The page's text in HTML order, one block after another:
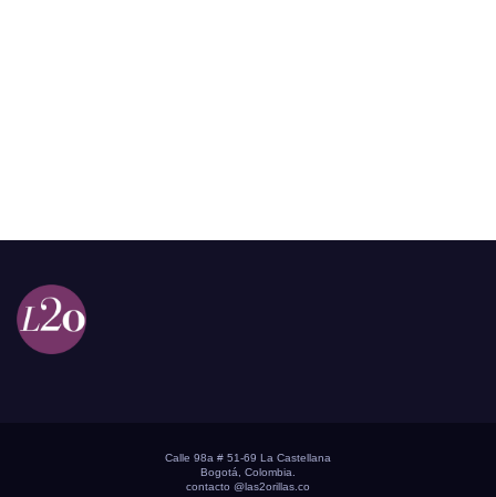
Calle 98a # 51-69 La Castellana
Bogotá, Colombia.
contacto @las2orillas.co